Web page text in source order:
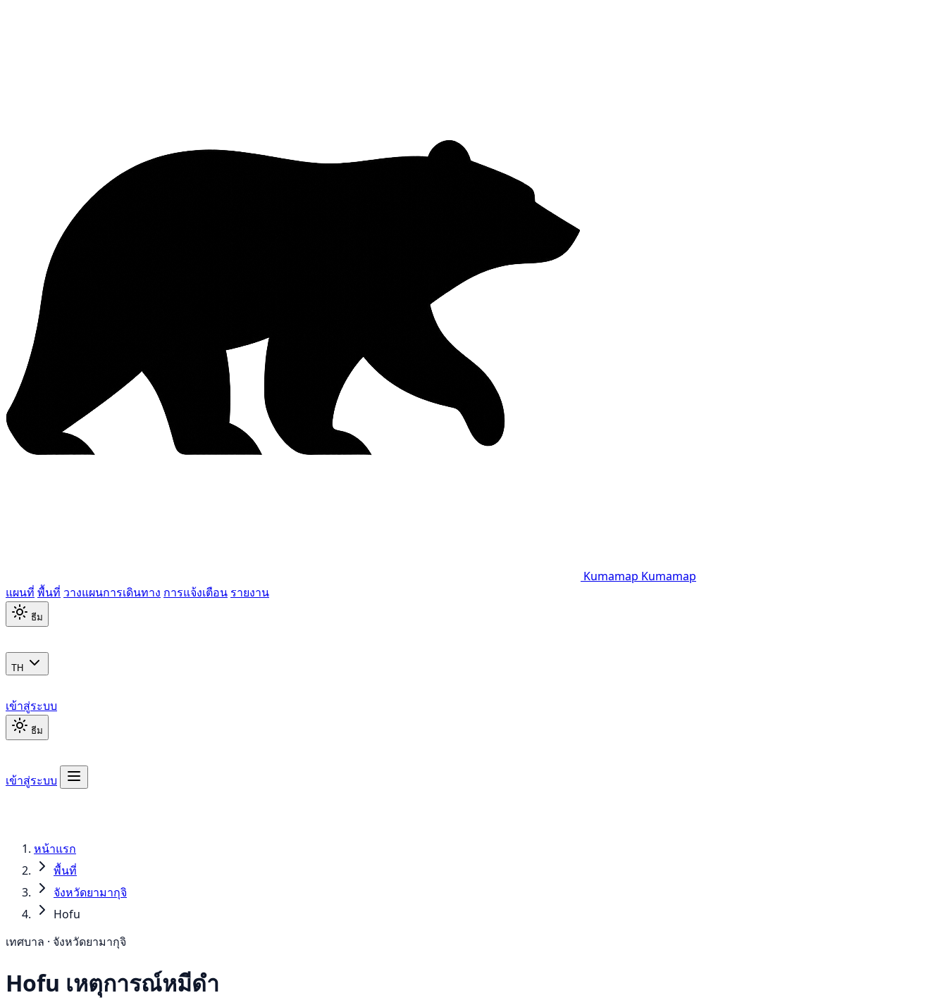
Kumamap Kumamap
แผนที่ พื้นที่ วางแผนการเดินทาง การแจ้งเตือน รายงาน
ธีม
TH
เข้าสู่ระบบ
ธีม
เข้าสู่ระบบ
หน้าแรก
พื้นที่
จังหวัดยามากุจิ
Hofu
เทศบาล · จังหวัดยามากุจิ
Hofu เหตุการณ์หมีดำ